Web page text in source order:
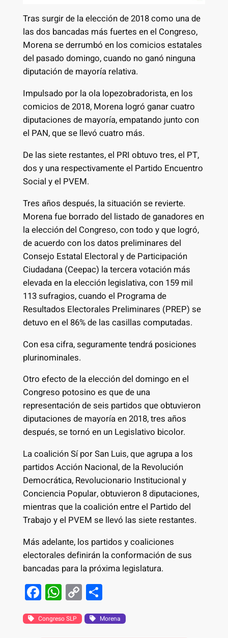
Tras surgir de la elección de 2018 como una de
las dos bancadas más fuertes en el Congreso,
Morena se derrumbó en los comicios estatales
del pasado domingo, cuando no ganó ninguna
diputación de mayoría relativa.
Impulsado por la ola lopezobradorista, en los
comicios de 2018, Morena logró ganar cuatro
diputaciones de mayoría, empatando junto con
el PAN, que se llevó cuatro más.
De las siete restantes, el PRI obtuvo tres, el PT,
dos y una respectivamente el Partido Encuentro
Social y el PVEM.
Tres años después, la situación se revierte.
Morena fue borrado del listado de ganadores en
la elección del Congreso, con todo y que logró,
de acuerdo con los datos preliminares del
Consejo Estatal Electoral y de Participación
Ciudadana (Ceepac) la tercera votación más
elevada en la elección legislativa, con 159 mil
113 sufragios, cuando el Programa de
Resultados Electorales Preliminares (PREP) se
detuvo en el 86% de las casillas computadas.
Con esa cifra, seguramente tendrá posiciones
plurinominales.
Otro efecto de la elección del domingo en el
Congreso potosino es que de una
representación de seis partidos que obtuvieron
diputaciones de mayoría en 2018, tres años
después, se tornó en un Legislativo bicolor.
La coalición Sí por San Luis, que agrupa a los
partidos Acción Nacional, de la Revolución
Democrática, Revolucionario Institucional y
Conciencia Popular, obtuvieron 8 diputaciones,
mientras que la coalición entre el Partido del
Trabajo y el PVEM se llevó las siete restantes.
Más adelante, los partidos y coaliciones
electorales definirán la conformación de sus
bancadas para la próxima legislatura.
F
a
c
W
h
at
C
o
p
S
h
ar
Congreso SLP Morena